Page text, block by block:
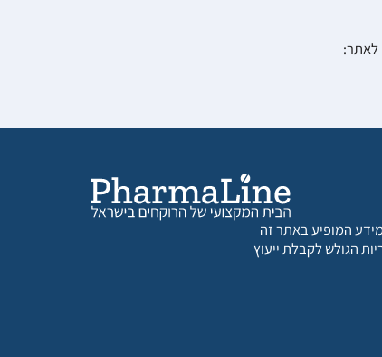
לאתר:
המופיע באתר זה
הגולש לקבלת ייעוץ